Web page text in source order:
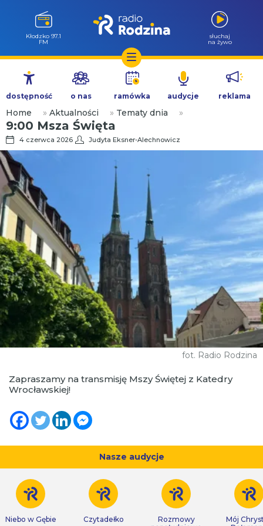
Przejdź
treści
Wołów 99.6
FM
słuchaj
na żywo
dostępność o nas ramówka audycje reklama
Home » Aktualności » Tematy dnia »
9:00 Msza Święta
4 czerwca 2026 Judyta Eksner-Alechnowicz
fot. Radio Rodzina
Zapraszamy na transmisję Mszy Świętej z Katedry
Wrocławskiej!
Nasze audycje
Niebo w Gębie Czytadełko
Rozmowy
Mój